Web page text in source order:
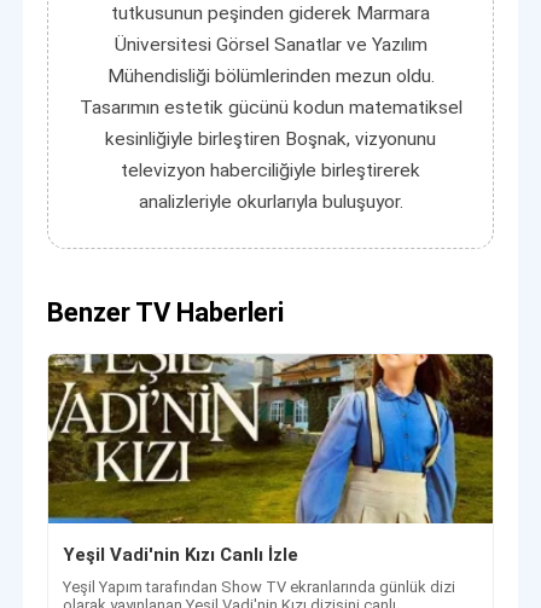
tutkusunun peşinden giderek Marmara
Üniversitesi Görsel Sanatlar ve Yazılım
Mühendisliği bölümlerinden mezun oldu.
Tasarımın estetik gücünü kodun matematiksel
kesinliğiyle birleştiren Boşnak, vizyonunu
televizyon haberciliğiyle birleştirerek
analizleriyle okurlarıyla buluşuyor.
Benzer TV Haberleri
Yeşil Vadi'nin Kızı Canlı İzle
Yeşil Yapım tarafından Show TV ekranlarında günlük dizi